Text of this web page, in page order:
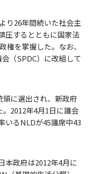
り26年間続いた社会主
圧するとともに国家法
権を掌握した。なお、
（SPDC）に改組して
に選出され、新政府
2012年4月1日に議会
いるNLDが45議席中43
本政府は2012年4月に